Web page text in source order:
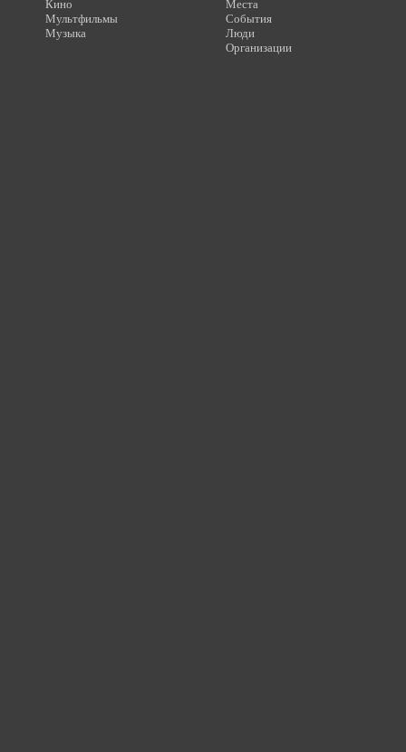
Кино
Мультфильмы
Музыка
Места
События
Люди
Организации